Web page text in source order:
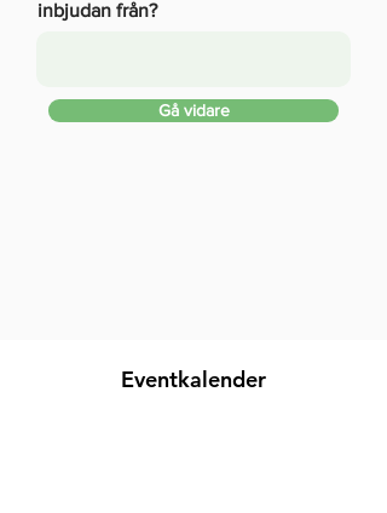
inbjudan från?
Gå vidare
Eventkalender